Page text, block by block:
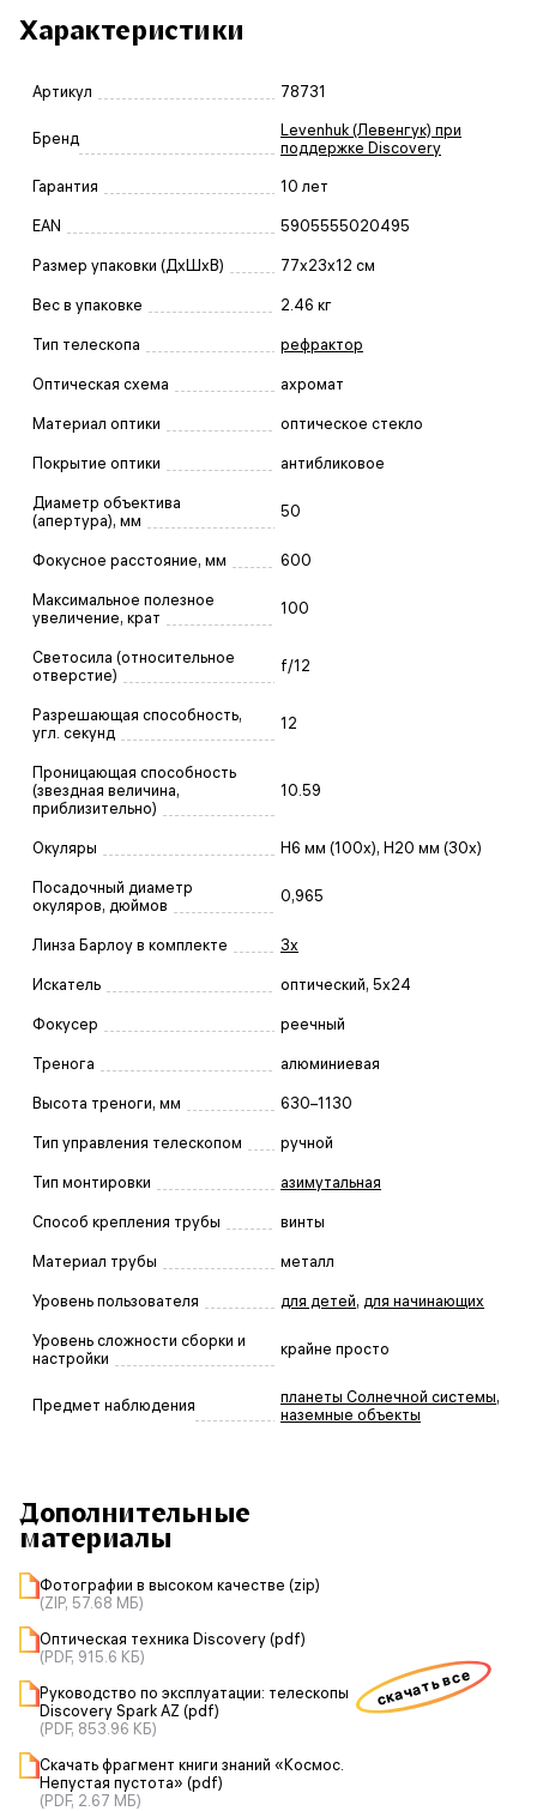
Характеристики
Артикул 78731
Бренд
Levenhuk (Левенгук) при
поддержке Discovery
Гарантия 10 лет
EAN 5905555020495
Размер упаковки (ДxШxВ) 77x23x12 см
Вес в упаковке 2.46 кг
Тип телескопа рефрактор
Оптическая схема ахромат
Материал оптики оптическое стекло
Покрытие оптики антибликовое
Диаметр объектива
(апертура), мм
50
Фокусное расстояние, мм 600
Максимальное полезное
увеличение, крат
100
Светосила (относительное
отверстие)
f/12
Разрешающая способность,
угл. секунд
12
Проницающая способность
(звездная величина,
приблизительно)
10.59
Окуляры H6 мм (100х), H20 мм (30х)
Посадочный диаметр
окуляров, дюймов
0,965
Линза Барлоу в комплекте 3x
Искатель оптический, 5x24
Фокусер реечный
Тренога алюминиевая
Высота треноги, мм 630–1130
Тип управления телескопом ручной
Тип монтировки азимутальная
Способ крепления трубы винты
Материал трубы металл
Уровень пользователя для детей, для начинающих
Уровень сложности сборки и
настройки
крайне просто
Предмет наблюдения планеты Солнечной системы,
наземные объекты
Дополнительные
материалы
Фотографии в высоком качестве (zip)
(ZIP, 57.68 МБ)
Оптическая техника Discovery (pdf)
(PDF, 915.6 КБ)
Руководство по эксплуатации: телескопы
Discovery Spark AZ (pdf)
(PDF, 853.96 КБ)
Скачать фрагмент книги знаний «Космос.
Непустая пустота» (pdf)
(PDF, 2.67 МБ)
скачать все